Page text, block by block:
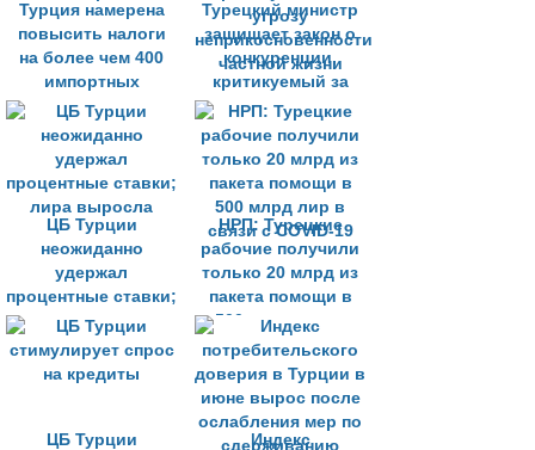
Турция намерена
повысить налоги
на более чем 400
импортных
товаров
Турецкий министр
защищает закон о
конкуренции,
критикуемый за
угрозу
неприкосновенности
частной жизни
ЦБ Турции
неожиданно
удержал
процентные ставки;
лира выросла
НРП: Турецкие
рабочие получили
только 20 млрд из
пакета помощи в
500 млрд лир в
связи с COVID-19
ЦБ Турции
Индекс